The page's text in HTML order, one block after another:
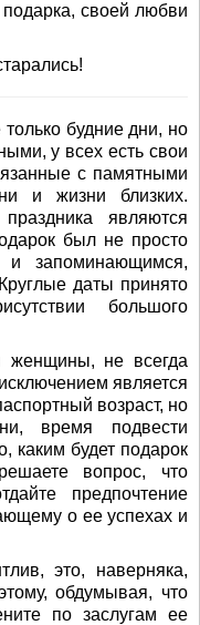
своей любви
будние дни, но
у всех есть свои
с памятными
и жизни близких.
являются
был не просто
запоминающимся,
даты принято
большого
женщины, не всегда
является
возраст, но
время подвести
каким будет подарок
вопрос, что
предпочтение
о ее успехах и
это, наверняка,
обдумывая, что
по заслугам ее